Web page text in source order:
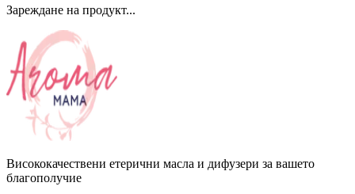
Зареждане на продукт...
Висококачествени етерични масла и дифузери за вашето
благополучие